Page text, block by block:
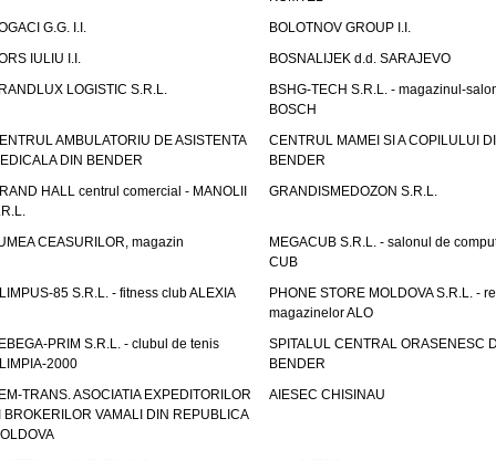
G.G. I.I.
BOLOTNOV GROUP I.I.
IULIU I.I.
BOSNALIJEK d.d. SARAJEVO
LOGISTIC S.R.L.
BSHG-TECH S.R.L. - magazinul-
BOSCH
AMBULATORIU DE ASISTENTA
DIN BENDER
CENTRUL MAMEI SI A COPILULUI
BENDER
HALL centrul comercial - MANOLII
GRANDISMEDOZON S.R.L.
CEASURILOR, magazin
MEGACUB S.R.L. - salonul de
CUB
85 S.R.L. - fitness club ALEXIA
PHONE STORE MOLDOVA S.R.L. -
magazinelor ALO
PRIM S.R.L. - clubul de tenis
2000
SPITALUL CENTRAL ORASENESC
BENDER
TRANS. ASOCIATIA EXPEDITORILOR
BROKERILOR VAMALI DIN REPUBLICA
AIESEC CHISINAU